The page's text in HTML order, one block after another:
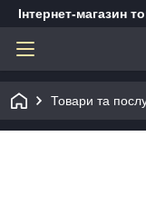
Інтернет-магазин
Товари та